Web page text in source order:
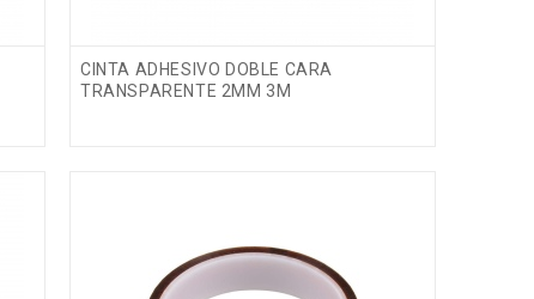
CINTA ADHESIVO DOBLE CARA
TRANSPARENTE 2MM 3M